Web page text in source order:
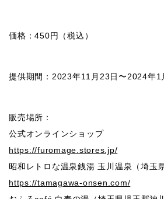
価格：450円（税込）
提供期間：2023年11月23日〜2024年1
販売場所：
公式オンラインショップ
https://furomage.stores.jp/
昭和レトロな温泉銭湯 玉川温泉（埼玉
https://tamagawa-onsen.com/